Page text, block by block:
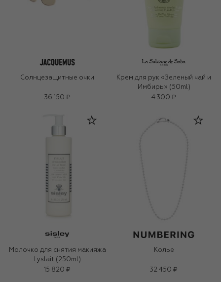
Солнцезащитные очки
36 150 ₽
Крем для рук «Зеленый чай и
Имбирь» (50ml)
4 300 ₽
Молочко для снятия макияжа
Lyslait (250ml)
15 820 ₽
Колье
32 450 ₽